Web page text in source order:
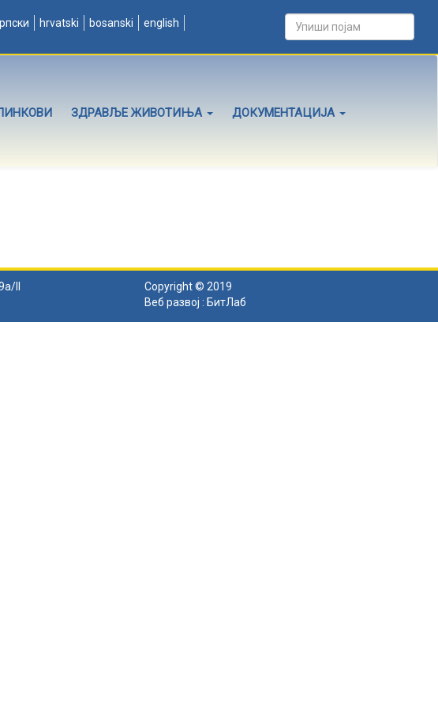
hrvatski bosanski english
ЗДРАВЉЕ ЖИВОТИЊА ДОКУМЕНТАЦИЈА
II
Copyright © 2019
Веб развој : БитЛаб